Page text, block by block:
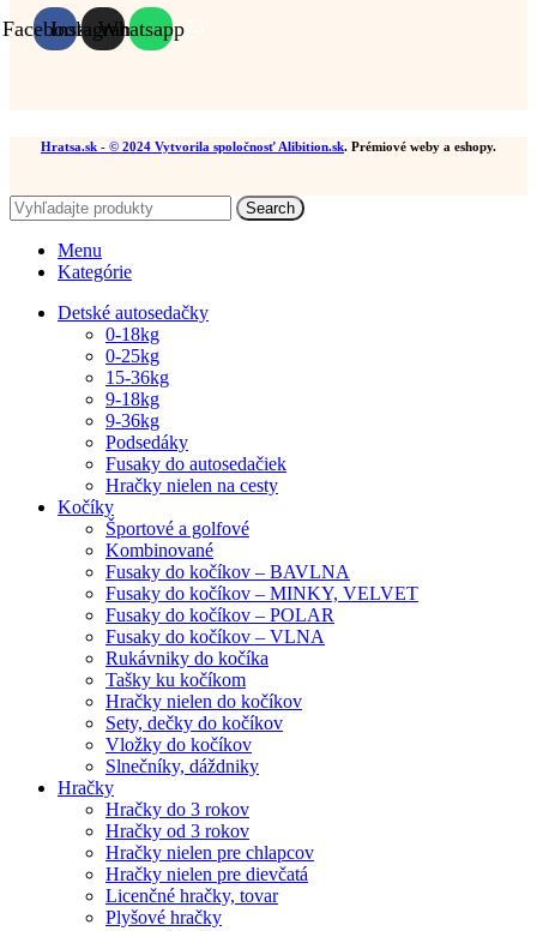
FacebookInstagramWhatsapp
Hratsa.sk - © 2024 Vytvorila spoločnosť Alibition.sk. Prémiové weby a eshopy.
Search
Menu
Kategórie
Detské autosedačky
0-18kg
0-25kg
15-36kg
9-18kg
9-36kg
Podsedáky
Fusaky do autosedačiek
Hračky nielen na cesty
Kočíky
Športové a golfové
Kombinované
Fusaky do kočíkov – BAVLNA
Fusaky do kočíkov – MINKY, VELVET
Fusaky do kočíkov – POLAR
Fusaky do kočíkov – VLNA
Rukávniky do kočíka
Tašky ku kočíkom
Hračky nielen do kočíkov
Sety, dečky do kočíkov
Vložky do kočíkov
Slnečníky, dáždniky
Hračky
Hračky do 3 rokov
Hračky od 3 rokov
Hračky nielen pre chlapcov
Hračky nielen pre dievčatá
Licenčné hračky, tovar
Plyšové hračky